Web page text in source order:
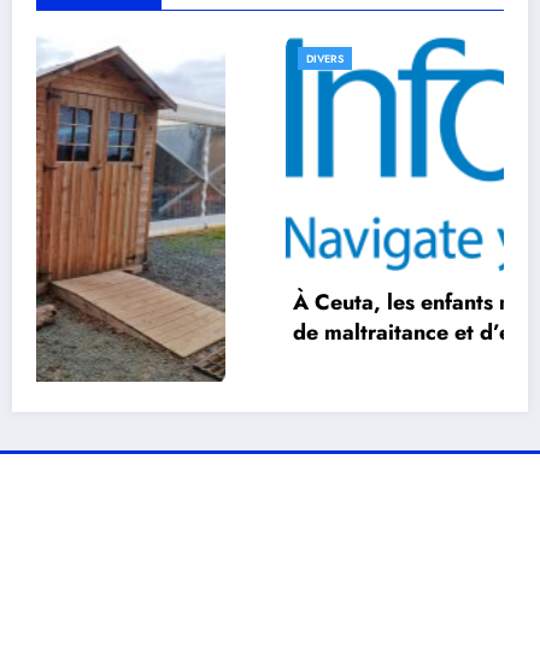
DIVERS
À Ceuta, les enfants migrants face au danger
de maltraitance et d’exploitation : un appel
urgent à la vigilance